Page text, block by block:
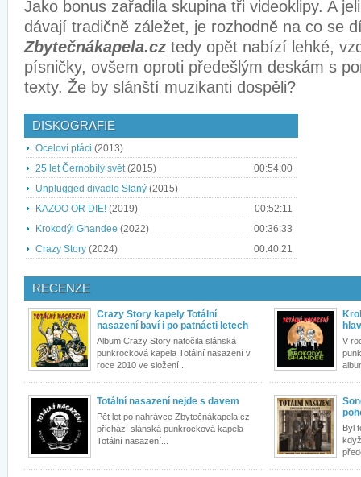
Jako bonus zařadila skupina tři videoklipy. A
dávají tradičně záležet, je rozhodně na co se
Zbytečnákapela.cz tedy opět nabízí lehké,
písničky, ovšem oproti předešlým deskám s
texty. Že by slánští muzikanti dospěli?
DISKOGRAFIE
Oceloví ptáci (2013)
25 let Černobílý svět(2015)
00:54:00
Unplugged divadlo Slaný (2015)
KAZOO OR DIE! (2019)
00:52:11
Krokodýl Ghandee (2022)
00:36:33
Crazy Story (2024) 00:40:21
RECENZE
Crazy Story kapely Totální
nasazení baví i po patnácti letech
Album Crazy Story natočila slánská
punkrocková kapela Totální nasazení v
roce 2010 ve složení...
V
Totální nasazení nejde s davem
Pět let po nahrávce Zbytečnákapela.cz
přichází slánská punkrocková kapela
Totální nasazení...
Byl